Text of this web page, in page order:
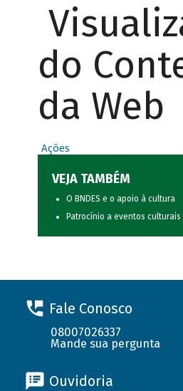
do
da Web
Ações
VEJA TAMBÉM
O BNDES e o apoio à cultura
Patrocínio a eventos culturais
Fale Conosco
08007026337
Mande sua pergunta
Ouvidoria